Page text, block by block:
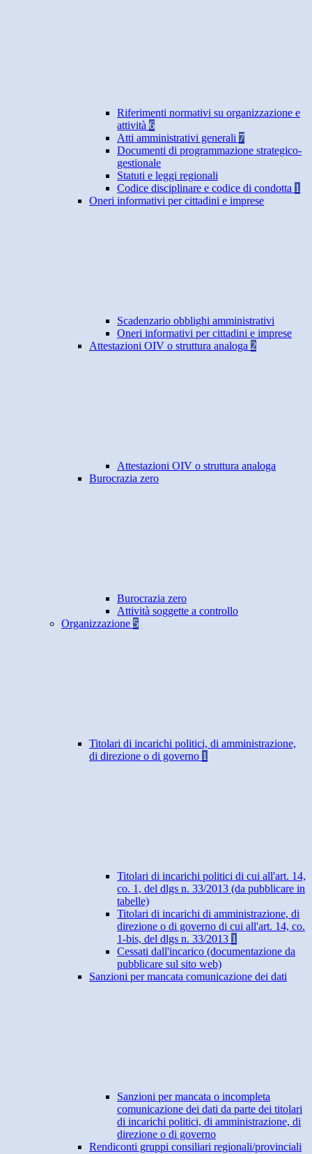
Riferimenti normativi su organizzazione e
attività 6
Atti amministrativi generali 7
Documenti di programmazione strategico-
gestionale
Statuti e leggi regionali
Codice disciplinare e codice di condotta 1
Oneri informativi per cittadini e imprese
Scadenzario obblighi amministrativi
Oneri informativi per cittadini e imprese
Attestazioni OIV o struttura analoga 2
Attestazioni OIV o struttura analoga
Burocrazia zero
Burocrazia zero
Attività soggette a controllo
Organizzazione 5
Titolari di incarichi politici, di amministrazione,
di direzione o di governo 1
Titolari di incarichi politici di cui all'art. 14,
co. 1, del dlgs n. 33/2013 (da pubblicare in
tabelle)
Titolari di incarichi di amministrazione, di
direzione o di governo di cui all'art. 14, co.
1-bis, del dlgs n. 33/2013 1
Cessati dall'incarico (documentazione da
pubblicare sul sito web)
Sanzioni per mancata comunicazione dei dati
Sanzioni per mancata o incompleta
comunicazione dei dati da parte dei titolari
di incarichi politici, di amministrazione, di
direzione o di governo
Rendiconti gruppi consiliari regionali/provinciali